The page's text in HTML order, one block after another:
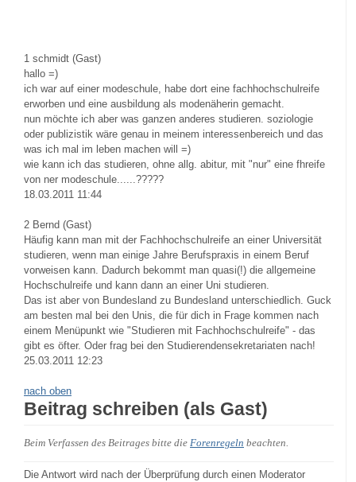
1 schmidt (Gast)
hallo =)
ich war auf einer modeschule, habe dort eine fachhochschulreife
erworben und eine ausbildung als modenäherin gemacht.
nun möchte ich aber was ganzen anderes studieren. soziologie
oder publizistik wäre genau in meinem interessenbereich und das
was ich mal im leben machen will =)
wie kann ich das studieren, ohne allg. abitur, mit "nur" eine fhreife
von ner modeschule......?????
18.03.2011 11:44
2 Bernd (Gast)
Häufig kann man mit der Fachhochschulreife an einer Universität
studieren, wenn man einige Jahre Berufspraxis in einem Beruf
vorweisen kann. Dadurch bekommt man quasi(!) die allgemeine
Hochschulreife und kann dann an einer Uni studieren.
Das ist aber von Bundesland zu Bundesland unterschiedlich. Guck
am besten mal bei den Unis, die für dich in Frage kommen nach
einem Menüpunkt wie "Studieren mit Fachhochschulreife" - das
gibt es öfter. Oder frag bei den Studierendensekretariaten nach!
25.03.2011 12:23
nach oben
Beitrag schreiben (als Gast)
Beim Verfassen des Beitrages bitte die Forenregeln beachten.
Die Antwort wird nach der Überprüfung durch einen Moderator